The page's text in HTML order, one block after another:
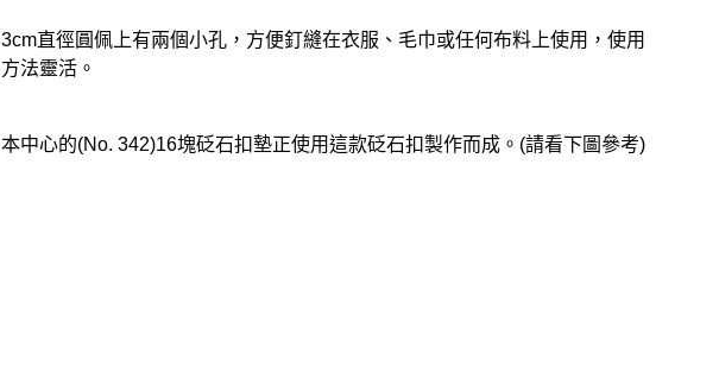
3cm直徑圓佩上有兩個小孔，方便釘縫在衣服、毛巾或任何布料上使用，使用
方法靈活。
本中心的(No. 342)16塊砭石扣墊正使用這款砭石扣製作而成。(請看下圖參考)